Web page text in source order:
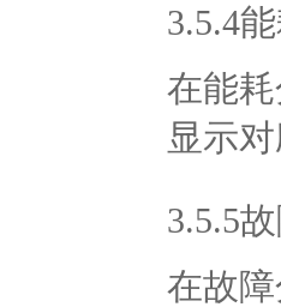
3.5.4
在能
显示
3.5.5
在故